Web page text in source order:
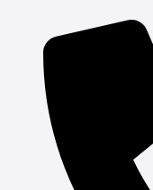
indholdet